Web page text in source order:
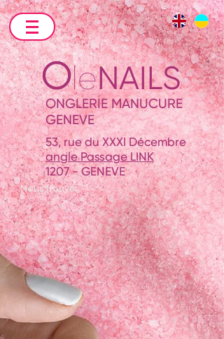
OleNAILS
ONGLERIE MANUCURE
GENEVE
53, rue du XXXI Décembre
angle Passage LINK
1207 - GENEVE
Nous trouver